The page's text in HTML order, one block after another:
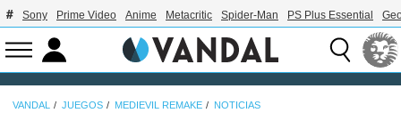
Sony Prime Video Anime Metacritic Spider-Man PS Plus Essential
VANDAL JUEGOS MEDIEVIL REMAKE NOTICIAS